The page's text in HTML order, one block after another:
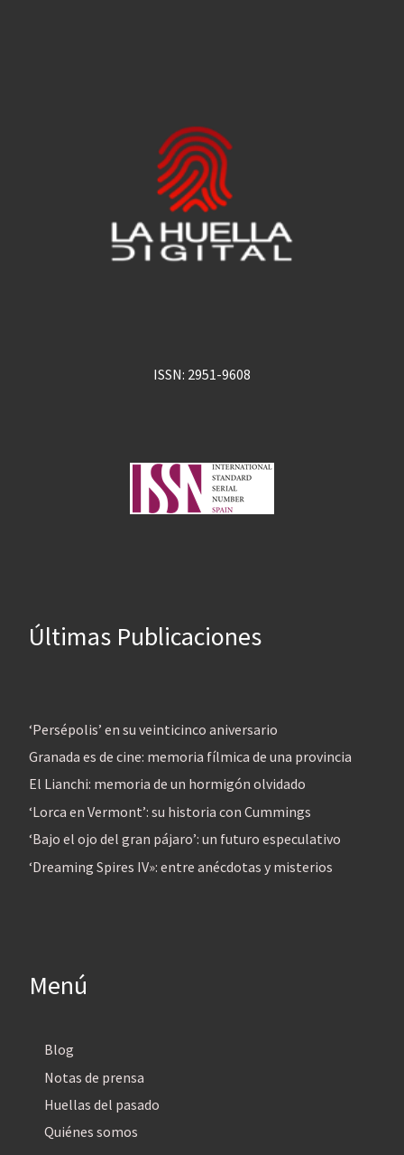
ISSN: 2951-9608
Últimas Publicaciones
‘Persépolis’ en su veinticinco aniversario
Granada es de cine: memoria fílmica de una provincia
El Lianchi: memoria de un hormigón olvidado
‘Lorca en Vermont’: su historia con Cummings
‘Bajo el ojo del gran pájaro’: un futuro especulativo
‘Dreaming Spires IV»: entre anécdotas y misterios
Menú
Blog
Notas de prensa
Huellas del pasado
Quiénes somos